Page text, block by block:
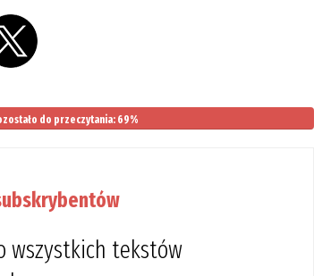
do przeczytania: 69%
wszystkich tekstów